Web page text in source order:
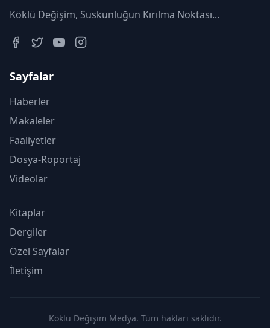
Köklü Değişim, Suskunluğun Kırılma Noktası...
Sayfalar
Haberler
Makaleler
Faaliyetler
Dosya-Röportaj
Videolar
Kitaplar
Dergiler
Özel Sayfalar
İletişim
Köklü Değişim Medya. Tüm hakları saklıdır.